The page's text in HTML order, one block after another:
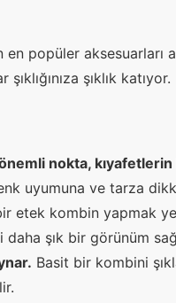
popüler aksesuarları
şıklık katıyor.
nokta,
uyumuna ve tarza
etek kombin yapmak
şık bir görünüm
Basit bir kombini